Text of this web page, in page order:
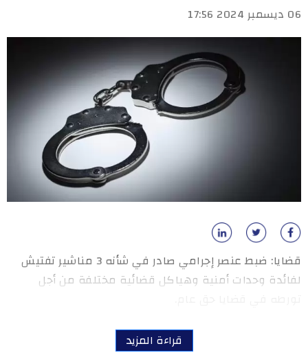
06 ديسمبر 2024 17:56
قضايا: ضبط عنصر إجرامي صادر في شأنه 3 مناشير تفتيش
لفائدة وحدات أمنية وهياكل قضائية مختلفة من أجل
قراءة المزيد